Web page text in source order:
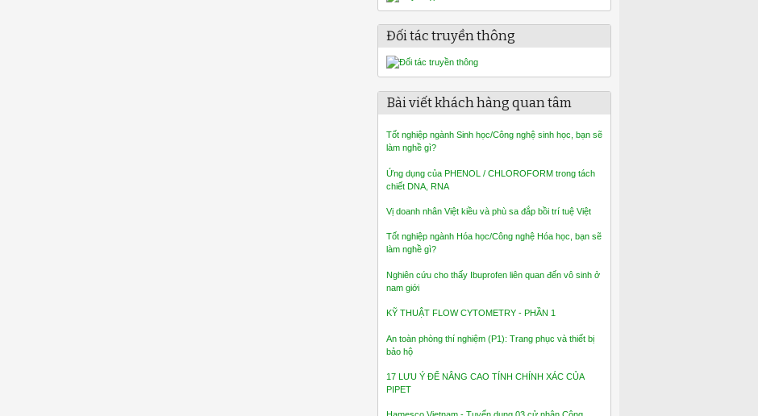
Đối tác truyền thông
Bài viết khách hàng quan tâm
Tốt nghiệp ngành Sinh học/Công nghệ sinh học, bạn sẽ
làm nghề gì?
Ứng dụng của PHENOL / CHLOROFORM trong tách
chiết DNA, RNA
Vị doanh nhân Việt kiều và phù sa đắp bồi trí tuệ Việt
Tốt nghiệp ngành Hóa học/Công nghệ Hóa học, bạn sẽ
làm nghề gì?
Nghiên cứu cho thấy Ibuprofen liên quan đến vô sinh ở
nam giới
KỸ THUẬT FLOW CYTOMETRY - PHẦN 1
An toàn phòng thí nghiệm (P1): Trang phục và thiết bị
bảo hộ
17 LƯU Ý ĐỂ NÂNG CAO TÍNH CHÍNH XÁC CỦA
PIPET